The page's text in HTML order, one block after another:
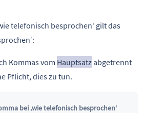
telefonisch besprochen‘ gilt das
Kommas vom Hauptsatzabgetrennt
Pflicht, dies zu tun.
bei ‚wie telefonisch besprochen‘